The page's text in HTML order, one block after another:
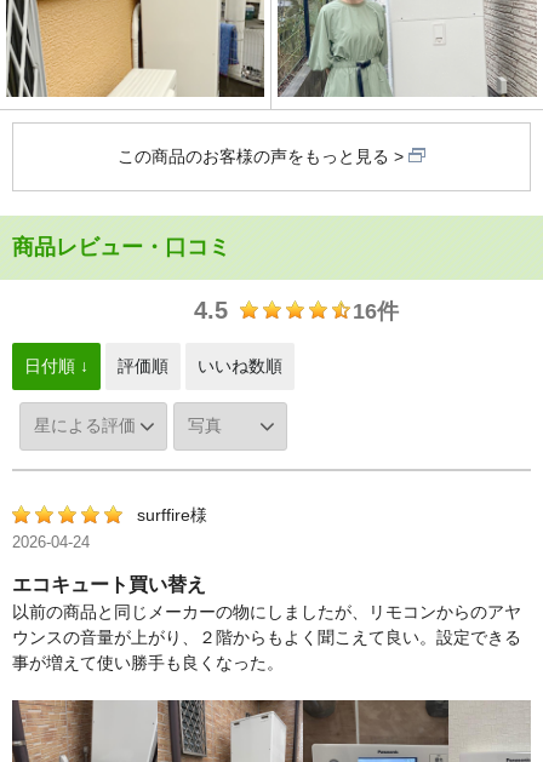
この商品のお客様の声をもっと見る
商品レビュー・口コミ
4.5 16件
日付順 ↓ 評価順 いいね数順
surffire様
2026-04-24
エコキュート買い替え
以前の商品と同じメーカーの物にしましたが、リモコンからのアヤ
ウンスの音量が上がり、２階からもよく聞こえて良い。設定できる
事が増えて使い勝手も良くなった。